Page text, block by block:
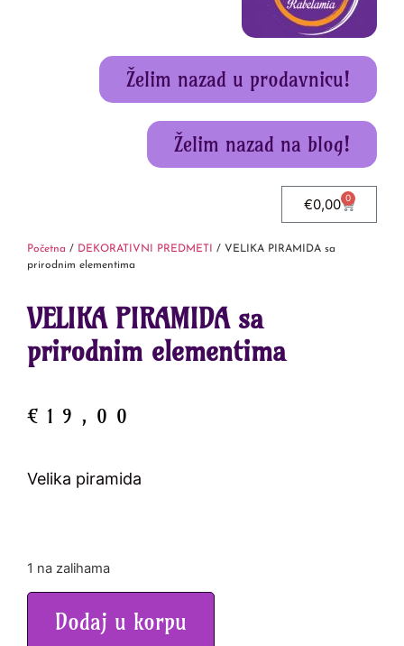
Želim nazad u prodavnicu!
Želim nazad na blog!
€0,00 0
Početna / DEKORATIVNI PREDMETI
/ VELIKA PIRAMIDA sa
prirodnim elementima
VELIKA PIRAMIDA sa
prirodnim elementima
€ 19,00
Velika piramida
1 na zalihama
Dodaj u korpu